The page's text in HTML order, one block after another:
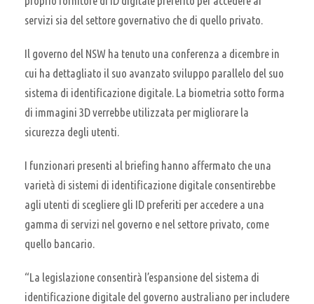
servizi sia del settore governativo che di quello privato.
Il governo del NSW ha tenuto una conferenza a dicembre in
cui ha dettagliato il suo avanzato sviluppo parallelo del suo
sistema di identificazione digitale. La biometria sotto forma
di immagini 3D verrebbe utilizzata per migliorare la
sicurezza degli utenti.
I funzionari presenti al briefing hanno affermato che una
varietà di sistemi di identificazione digitale consentirebbe
agli utenti di scegliere gli ID preferiti per accedere a una
gamma di servizi nel governo e nel settore privato, come
quello bancario.
“La legislazione consentirà l’espansione del sistema di
identificazione digitale del governo australiano per includere